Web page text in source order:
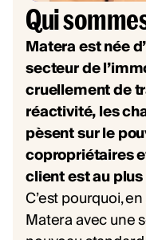
Qui
Matera est née
secteur de
cruellement de
réactivité, les
pèsent sur le
copropriétaires
client est au
C’est pourquoi,
Matera avec une